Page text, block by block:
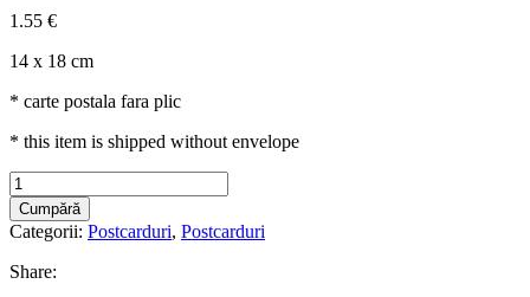
1.55 €
14 x 18 cm
* carte postala fara plic
* this item is shipped without envelope
Vara
la
Sud
Summer
Cumpără
Categorii: Postcarduri, Postcarduri
Share: